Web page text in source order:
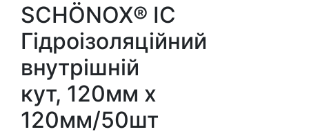
SCHÖNOX® IC
Гідроізоляційний
внутрішній
кут, 120мм х
120мм/50шт